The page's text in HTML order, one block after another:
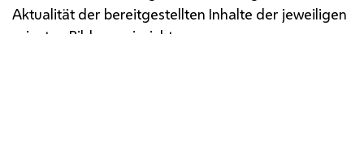
Aktualität der bereitgestellten Inhalte der jeweiligen
privaten Bildungseinrichtung.